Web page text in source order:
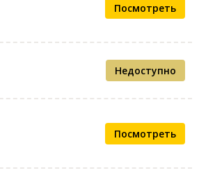
Посмотреть
Недоступно
Посмотреть